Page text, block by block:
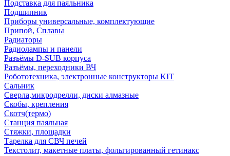
Подставка для паяльника
Подшипник
Приборы универсальные, комплектующие
Припой, Сплавы
Радиаторы
Радиолампы и панели
Разъёмы D-SUB корпуса
Разъёмы, переходники ВЧ
Робототехника, электронные конструкторы KIT
Сальник
Сверла,микродрелли, диски алмазные
Скобы, крепления
Скотч(термо)
Станция паяльная
Стяжки, площадки
Тарелка для СВЧ печей
Текстолит, макетные платы, фольгированный гетинакс